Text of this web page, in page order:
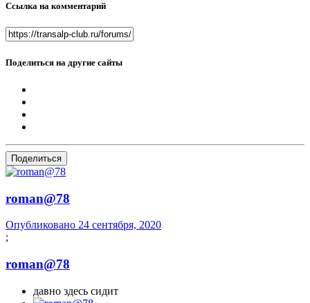
Ссылка на комментарий
Поделиться на другие сайты
Поделиться
roman@78
Опубликовано 24 сентября, 2020
;
roman@78
давно здесь сидит